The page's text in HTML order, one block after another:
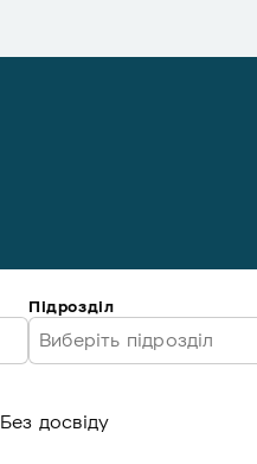
Підрозділ
Виберіть підрозділ
Без досвіду